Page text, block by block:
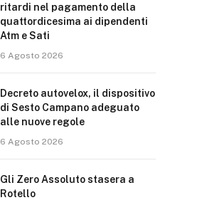
ritardi nel pagamento della
quattordicesima ai dipendenti
Atm e Sati
6 Agosto 2026
Decreto autovelox, il dispositivo
di Sesto Campano adeguato
alle nuove regole
6 Agosto 2026
Gli Zero Assoluto stasera a
Rotello